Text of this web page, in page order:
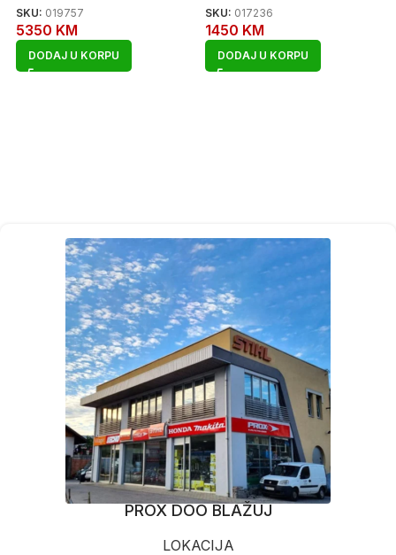
SKU: 019757
5350 KM
DODAJ U KORPU
SKU: 017236
1450 KM
DODAJ U KORPU
PROX DOO BLAŽUJ
LOKACIJA